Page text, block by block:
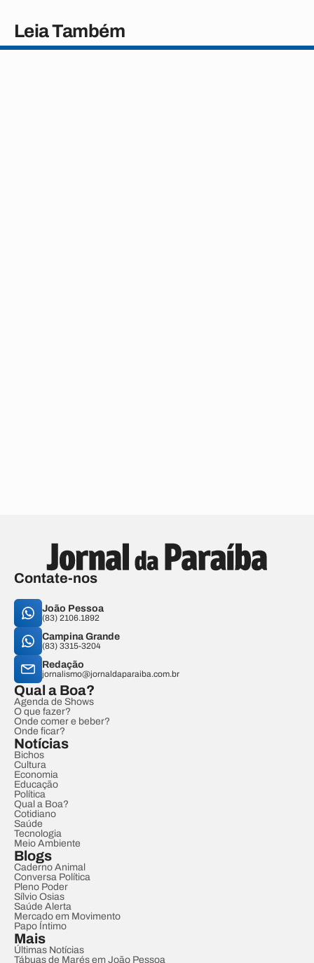
Leia Também
Contate-nos
João Pessoa
(83) 2106.1892
Campina Grande
(83) 3315-3204
Redação
jornalismo@jornaldaparaiba.com.br
Qual a Boa?
Agenda de Shows
O que fazer?
Onde comer e beber?
Onde ficar?
Notícias
Bichos
Cultura
Economia
Educação
Política
Qual a Boa?
Cotidiano
Saúde
Tecnologia
Meio Ambiente
Blogs
Caderno Animal
Conversa Política
Pleno Poder
Sílvio Osias
Saúde Alerta
Mercado em Movimento
Papo Íntimo
Mais
Últimas Notícias
Tábuas de Marés em João Pessoa